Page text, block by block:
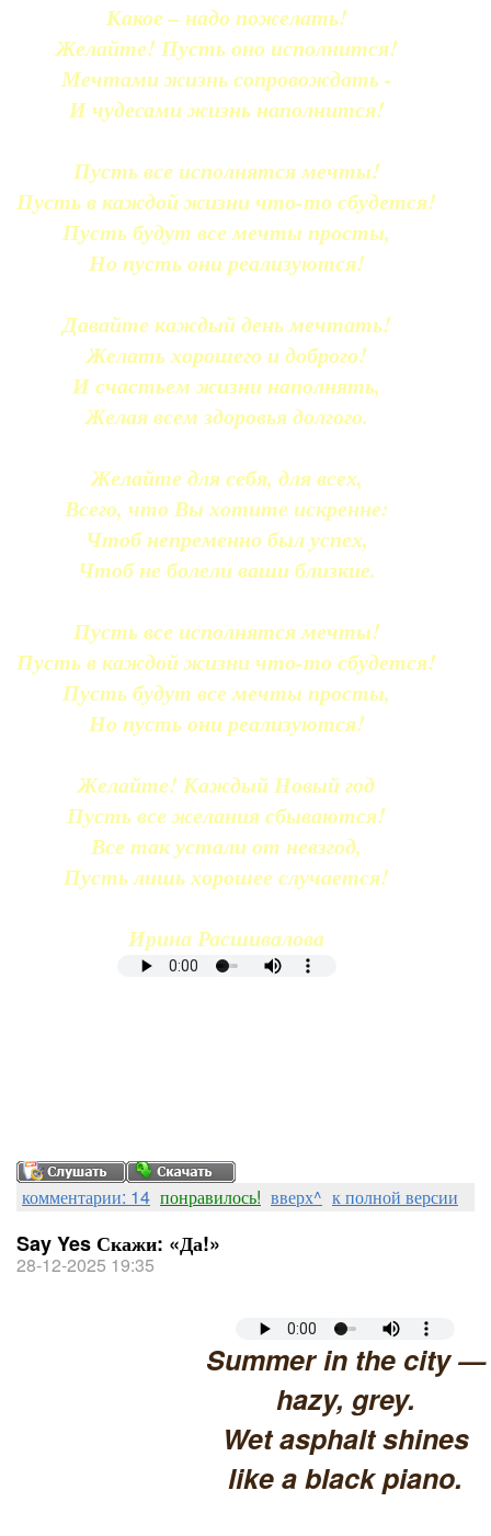
Какое – надо пожелать!
Желайте! Пусть оно исполнится!
Мечтами жизнь сопровождать -
И чудесами жизнь наполнится!
Пусть все исполнятся мечты!
Пусть в каждой жизни что-то сбудется!
Пусть будут все мечты просты,
Но пусть они реализуются!
Давайте каждый день мечтать!
Желать хорошего и доброго!
И счастьем жизни наполнять,
Желая всем здоровья долгого.
Желайте для себя, для всех,
Всего, что Вы хотите искренне:
Чтоб непременно был успех,
Чтоб не болели ваши близкие.
Пусть все исполнятся мечты!
Пусть в каждой жизни что-то сбудется!
Пусть будут все мечты просты,
Но пусть они реализуются!
Желайте! Каждый Новый год
Пусть все желания сбываются!
Все так устали от невзгод,
Пусть лишь хорошее случается!
Ирина Расшивалова
комментарии: 14 понравилось! вверх^ к полной версии
Say Yes Скажи: «Да!»
28-12-2025 19:35
Summer in the city —
hazy, grey.
Wet asphalt shines
like a black piano.